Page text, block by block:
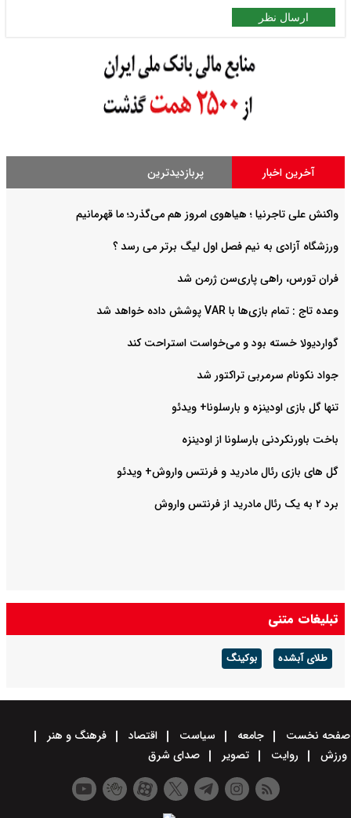
ارسال نظر
آخرین اخبار پربازدیدترین
واکنش علی تاجرنیا ؛ هیاهوی امروز هم می‌گذرد؛ ما قهرمانیم
ورزشگاه آزادی به نیم فصل اول لیگ برتر می رسد ؟
فران تورس، راهی پاری‌سن ژرمن شد
وعده تاج : تمام بازی‌ها با VAR پوشش داده خواهد شد
گواردیولا خسته بود و می‌خواست استراحت کند
جواد نکونام سرمربی تراکتور شد
تنها گل بازی اودینزه و بارسلونا+ ویدئو
باخت باورنکردنی بارسلونا از اودینزه
گل های بازی رئال مادرید و فرنتس واروش+ ویدئو
برد ۲ به یک رئال مادرید از فرنتس واروش
تبلیغات متنی
طلای آبشده بوکینگ
صفحه نخست جامعه سیاست اقتصاد
فرهنگ و هنر
ورزش
روایت تصویر صدای شرق